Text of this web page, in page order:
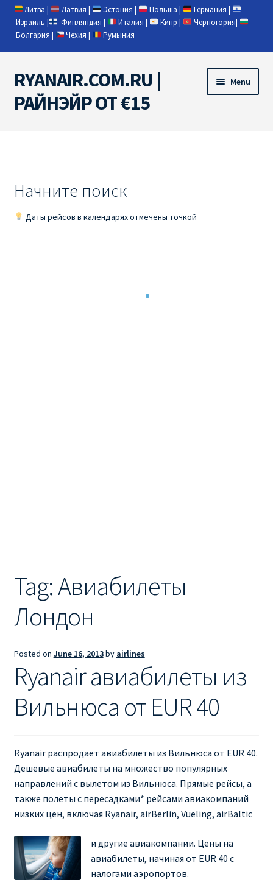
Литва | Латвия | Эстония | Польша | Германия |
Израиль | Финляндия | Италия | Кипр | Черногория|
Болгария | Чехия | Румыния
Skip
to
navigation
Skip
to
content
RYANAIR.COM.RU |
РАЙНЭЙР ОТ €15
Menu
RYANAIR PL ОТ € 9
RYANAIR ИЗ РИГИ
Ryanair из Стокгольма
Ryanair из Тампере
RYANAIR ИЗ ЧЕХИИ | ПРАГА, ОСТРАВА, ПАРДУБИЦЕ,
Ryanair изменение имени
Ryanair изменения
Ryanair изменить фамилию
Начните поиск
Даты рейсов в календарях отмечены точкой
Tag:Авиабилеты
Лондон
Posted on June 16, 2013by airlines
Ryanair авиабилеты из
Вильнюса от EUR 40
Ryanair распродает авиабилеты из Вильнюса от EUR 40.
Дешевые авиабилеты на множество популярных
направлений с вылетом из Вильнюса. Прямые рейсы, а
также полеты с пересадками* рейсами авиакомпаний
низких цен, включая Ryanair, airBerlin, Vueling, airBaltic
и другие авиакомпании. Цены на
авиабилеты, начиная от EUR 40 с
налогами аэропортов.